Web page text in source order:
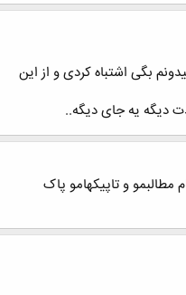
بگی اشتباه کردی و از این
دیگه یه جای دیگه..
و تاپیکهامو پاک